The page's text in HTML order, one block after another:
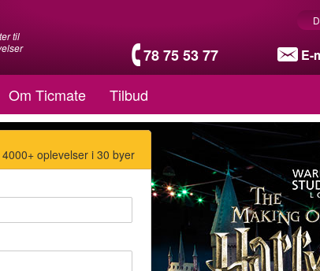
til
78 75 53 77 E-
Om Ticmate Tilbud
4000+ oplevelser i 30 byer